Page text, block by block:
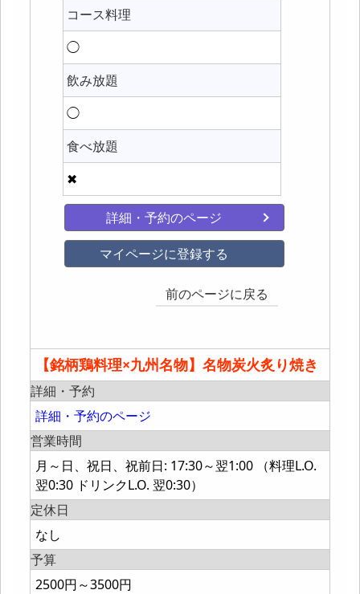
コース料理
◯
飲み放題
◯
食べ放題
✖
詳細・予約のページ
マイページに登録する
前のページに戻る
【銘柄鶏料理×九州名物】名物炭火炙り焼き
詳細・予約
詳細・予約のページ
営業時間
月～日、祝日、祝前日: 17:30～翌1:00 （料理L.O.
翌0:30 ドリンクL.O. 翌0:30）
定休日
なし
予算
2500円～3500円